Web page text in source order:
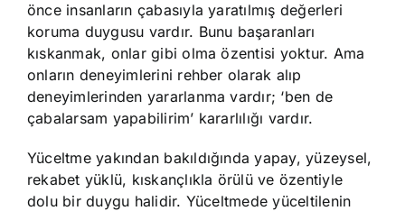
önce insanların çabasıyla yaratılmış değerleri
koruma duygusu vardır. Bunu başaranları
kıskanmak, onlar gibi olma özentisi yoktur. Ama
onların deneyimlerini rehber olarak alıp
deneyimlerinden yararlanma vardır; ‘ben de
çabalarsam yapabilirim’ kararlılığı vardır.
Yüceltme yakından bakıldığında yapay, yüzeysel,
rekabet yüklü, kıskançlıkla örülü ve özentiyle
dolu bir duygu halidir. Yüceltmede yüceltilenin